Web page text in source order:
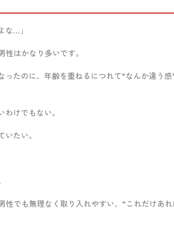
な…」
はかなり多いです。
たのに、年齢を重ねるにつれて“なんか違う
けでもない。
いたい。
性でも無理なく取り入れやすい、“これだけあ